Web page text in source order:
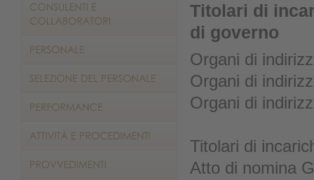
Titolari di
di governo
Organi di
Organi di
Organi di
Titolari di
Atto di nomina